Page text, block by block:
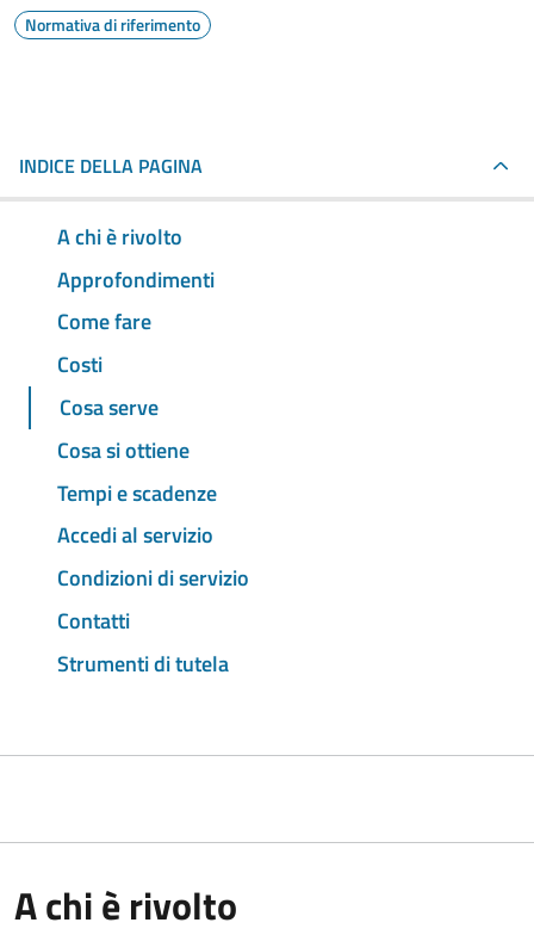
Normativa di riferimento
INDICE DELLA PAGINA
A chi è rivolto
Approfondimenti
Come fare
Costi
Cosa serve
Cosa si ottiene
Tempi e scadenze
Accedi al servizio
Condizioni di servizio
Contatti
Strumenti di tutela
A chi è rivolto